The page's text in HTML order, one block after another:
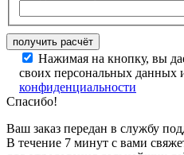
Нажимая на кнопку, вы
своих персональных данных
конфиденциальности
Спасибо!
Ваш заказ передан в службу
В течение 7 минут с вами